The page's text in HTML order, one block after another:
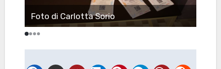
Foto di Carlotta Sorio